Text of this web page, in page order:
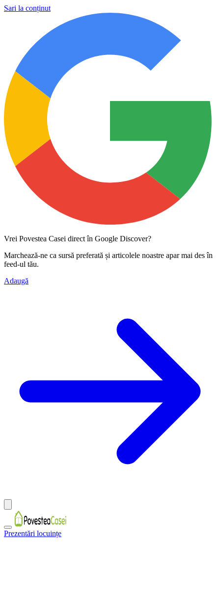
Sari la conținut
Vrei Povestea Casei direct în Google Discover?
Marchează-ne ca sursă preferată și articolele noastre apar mai des în
feed-ul tău.
Adaugă
Prezentări locuințe